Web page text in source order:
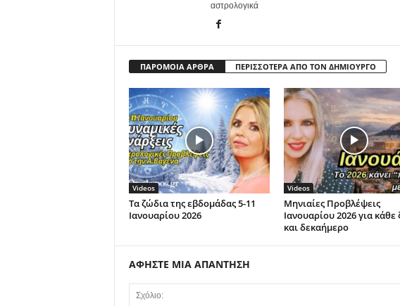
αστρολογικά
ΠΑΡΟΜΟΙΑ ΑΡΘΡΑ ΠΕΡΙΣΣΟΤΕΡΑ ΑΠΟ ΤΟΝ ΔΗΜΙΟΥΡΓΟ
Videos
Τα ζώδια της εβδομάδας 5-11
Ιανουαρίου 2026
Videos
Μηνιαίες Προβλέψεις
Ιανουαρίου 2026 για κάθε
και δεκαήμερο
ΑΦΗΣΤΕ ΜΙΑ ΑΠΑΝΤΗΣΗ